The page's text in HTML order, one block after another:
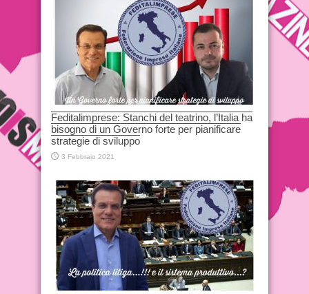
Feditalimprese: Stanchi del teatrino, l’Italia ha
bisogno di un Governo forte per pianificare
strategie di sviluppo
3 Febbraio 2021